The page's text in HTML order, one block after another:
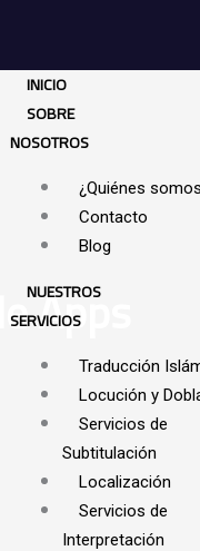
INICIO
SOBRE
NOSOTROS
¿Quiénes
Contacto
Blog
NUESTROS
SERVICIOS
Traducción
Locución y
Servicios de
Subtitulación
Localización
Servicios de
Interpretación
Apps